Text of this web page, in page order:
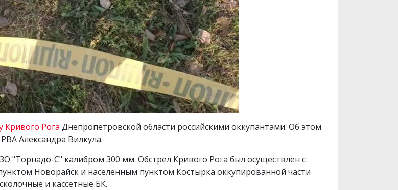
Кривого Рога Днепропетровской области российскими оккупантами. Об этом
Александра Вилкула.
"Торнадо-С" калибром 300 мм. Обстрел Кривого Рога был осуществлен с
Новорайск и населенным пунктом Костырка оккупированной части
и кассетные БК.